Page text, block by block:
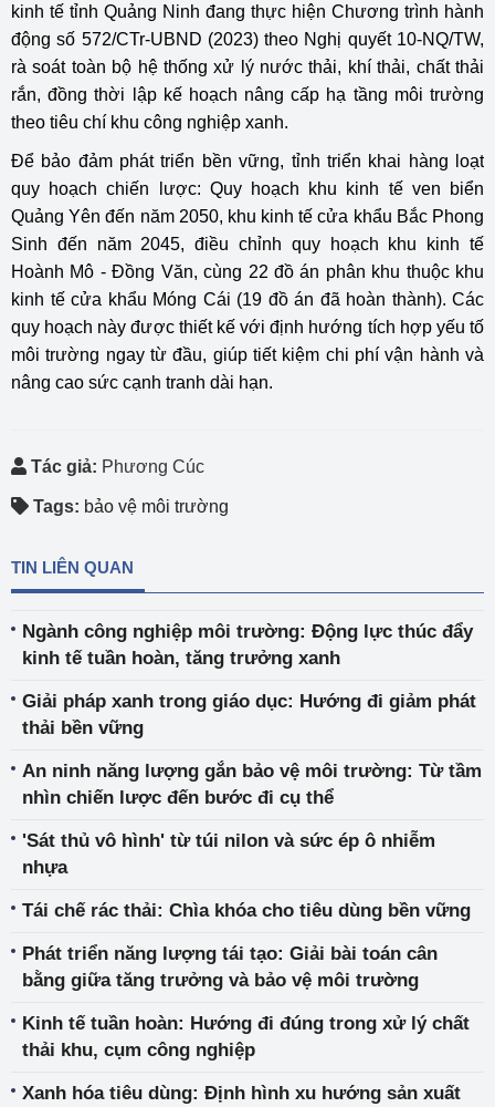
kinh tế tỉnh Quảng Ninh đang thực hiện Chương trình hành
động số 572/CTr-UBND (2023) theo Nghị quyết 10-NQ/TW,
rà soát toàn bộ hệ thống xử lý nước thải, khí thải, chất thải
rắn, đồng thời lập kế hoạch nâng cấp hạ tầng môi trường
theo tiêu chí khu công nghiệp xanh.
Để bảo đảm phát triển bền vững, tỉnh triển khai hàng loạt
quy hoạch chiến lược: Quy hoạch khu kinh tế ven biển
Quảng Yên đến năm 2050, khu kinh tế cửa khẩu Bắc Phong
Sinh đến năm 2045, điều chỉnh quy hoạch khu kinh tế
Hoành Mô - Đồng Văn, cùng 22 đồ án phân khu thuộc khu
kinh tế cửa khẩu Móng Cái (19 đồ án đã hoàn thành). Các
quy hoạch này được thiết kế với định hướng tích hợp yếu tố
môi trường ngay từ đầu, giúp tiết kiệm chi phí vận hành và
nâng cao sức cạnh tranh dài hạn.
Tác giả: Phương Cúc
Tags: bảo vệ môi trường
TIN LIÊN QUAN
Ngành công nghiệp môi trường: Động lực thúc đẩy
kinh tế tuần hoàn, tăng trưởng xanh
Giải pháp xanh trong giáo dục: Hướng đi giảm phát
thải bền vững
An ninh năng lượng gắn bảo vệ môi trường: Từ tầm
nhìn chiến lược đến bước đi cụ thể
'Sát thủ vô hình' từ túi nilon và sức ép ô nhiễm
nhựa
Tái chế rác thải: Chìa khóa cho tiêu dùng bền vững
Phát triển năng lượng tái tạo: Giải bài toán cân
bằng giữa tăng trưởng và bảo vệ môi trường
Kinh tế tuần hoàn: Hướng đi đúng trong xử lý chất
thải khu, cụm công nghiệp
Xanh hóa tiêu dùng: Định hình xu hướng sản xuất